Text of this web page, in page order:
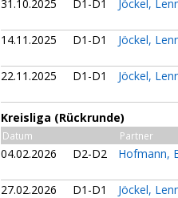
31.10.2025 D1-D1 Jöckel,
14.11.2025 D1-D1 Jöckel,
22.11.2025 D1-D1 Jöckel,
Kreisliga (Rückrunde)
Datum Partner
04.02.2026 D2-D2 Hofmann,
27.02.2026 D1-D1 Jöckel,